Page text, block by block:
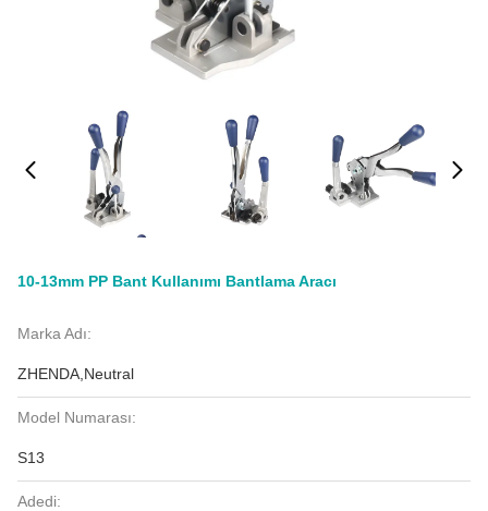
10-13mm PP Bant Kullanımı Bantlama Aracı
Marka Adı:
ZHENDA,Neutral
Model Numarası:
S13
Adedi: